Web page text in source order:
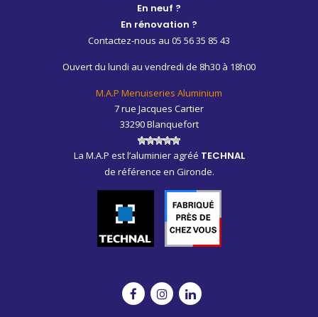
En neuf ?
En rénovation ?
Contactez-nous au 05 56 35 85 43
Ouvert du lundi au vendredi de 8h30 à 18h00
M.A.P Menuiseries Aluminium
7 rue Jacques Cartier
33290 Blanquefort
La M.A.P est l’aluminier agréé TECHNAL
de référence en Gironde.